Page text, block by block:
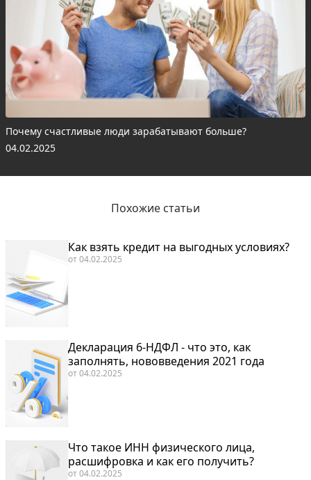
Почему счастливые люди зарабатывают больше?
04.02.2025
Похожие статьи
Как взять кредит на выгодных условиях?
от04.02.2025
Декларация 6-НДФЛ - что это, как
заполнять, нововведения 2021 года
от04.02.2025
Что такое ИНН физического лица,
расшифровка и как его получить?
от04.02.2025